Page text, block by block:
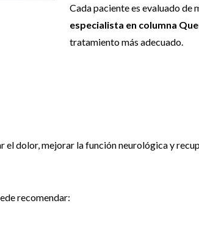
Cada paciente es evaluado de
especialista en columna
tratamiento más adecuado.
el dolor, mejorar la función neurológica y
recomendar: